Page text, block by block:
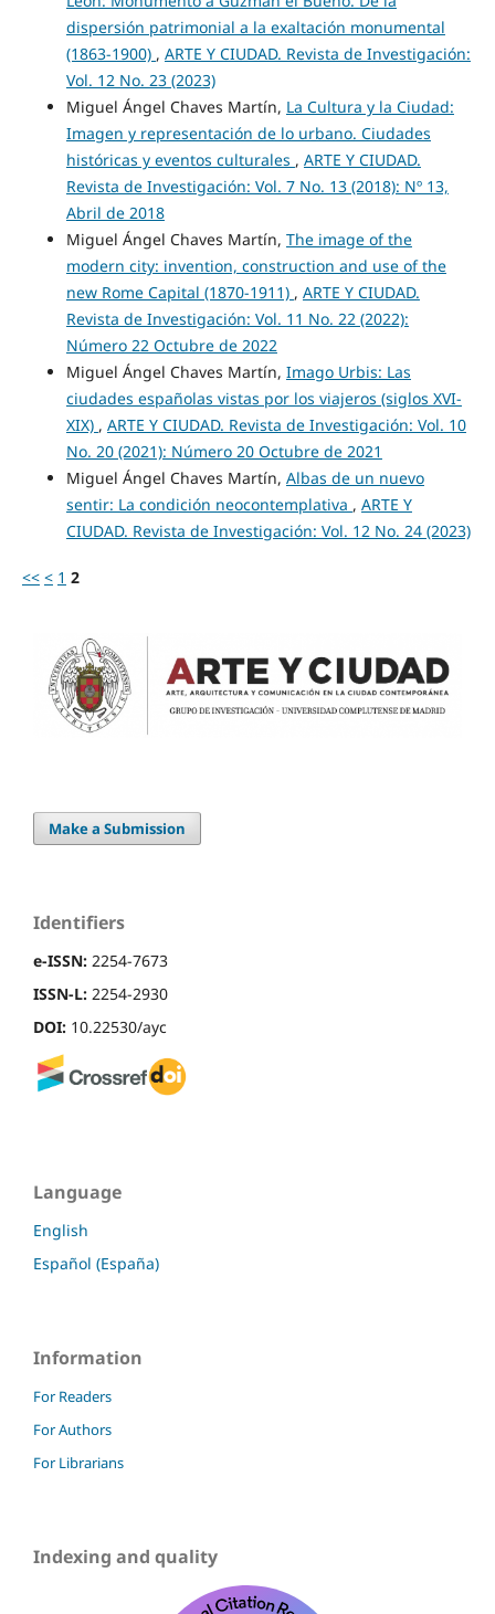
dispersión patrimonial a la exaltación monumental
(1863-1900) , ARTE Y CIUDAD. Revista de Investigación:
Vol. 12 No. 23 (2023)
Miguel Ángel Chaves Martín, La Cultura y la Ciudad:
Imagen y representación de lo urbano. Ciudades
históricas y eventos culturales , ARTE Y CIUDAD.
Revista de Investigación: Vol. 7 No. 13 (2018): Nº 13,
Abril de 2018
Miguel Ángel Chaves Martín, The image of the
modern city: invention, construction and use of the
new Rome Capital (1870-1911) , ARTE Y CIUDAD.
Revista de Investigación: Vol. 11 No. 22 (2022):
Número 22 Octubre de 2022
Miguel Ángel Chaves Martín, Imago Urbis: Las
ciudades españolas vistas por los viajeros (siglos XVI-
XIX) , ARTE Y CIUDAD. Revista de Investigación: Vol. 10
No. 20 (2021): Número 20 Octubre de 2021
Miguel Ángel Chaves Martín, Albas de un nuevo
sentir: La condición neocontemplativa , ARTE Y
CIUDAD. Revista de Investigación: Vol. 12 No. 24 (2023)
<< < 1 2
Make a Submission
Identifiers
e-ISSN: 2254-7673
ISSN-L: 2254-2930
DOI: 10.22530/ayc
Language
English
Español (España)
Information
For Readers
For Authors
For Librarians
Indexing and quality